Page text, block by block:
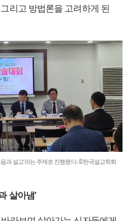
리고 방법론을 고려하게 된
과 설교’라는 주제로 진행됐다. ©한국설교학회
살아냄’